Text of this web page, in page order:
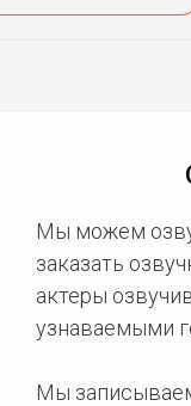
Мы можем
заказать
актеры
узнаваемыми
Мы